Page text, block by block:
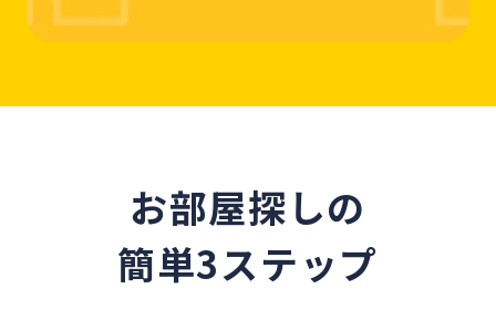
お部屋探しの
簡単3ステップ